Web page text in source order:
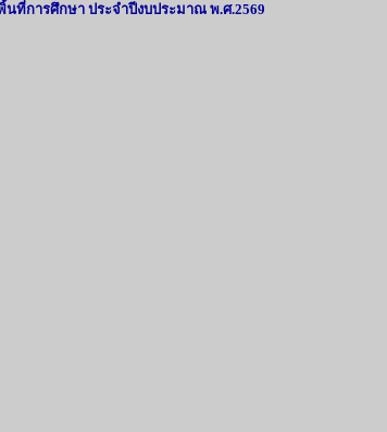
นที่การศึกษา ประจำปีงบประมาณ พ.ศ.2569